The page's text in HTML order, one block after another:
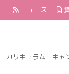
ニュース
カリキュラム キャ